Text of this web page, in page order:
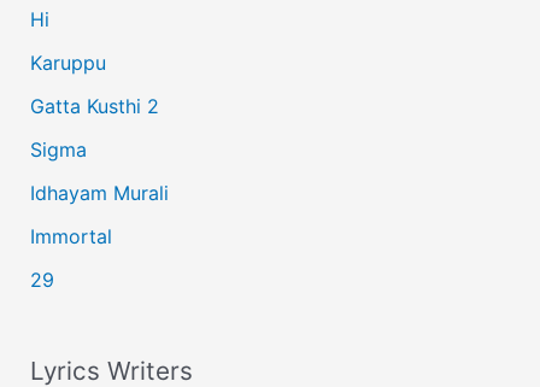
:Hi
Karuppu
Gatta Kusthi 2
Sigma
Idhayam Murali
Immortal
29
Lyrics Writers